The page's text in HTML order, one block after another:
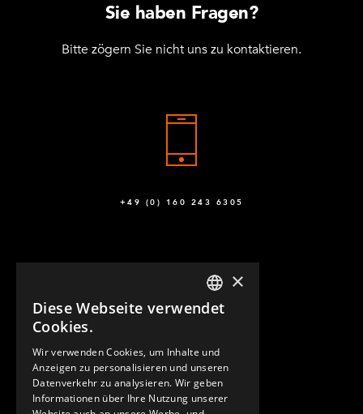
Sie haben Fragen?
Bitte zögern Sie nicht uns zu kontaktieren.
+49 (0) 160 243 6305
KONTAKT
ENGLISH
×
Diese Webseite verwendet
Cookies.
Wir verwenden Cookies, um Inhalte und
Anzeigen zu personalisieren und unseren
Datenverkehr zu analysieren. Wir geben
Informationen über Ihre Nutzung unserer